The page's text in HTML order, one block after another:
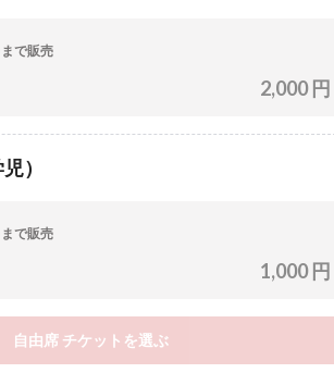
で販売
2,000 円
）
で販売
1,000 円
自由席 チケットを選ぶ